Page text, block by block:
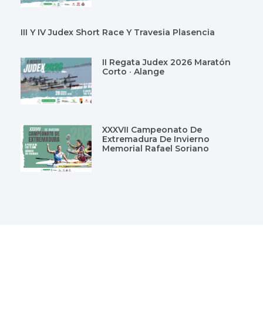
III Y IV Judex Short Race Y Travesia Plasencia
II Regata Judex 2026 Maratón
Corto · Alange
XXXVII Campeonato De
Extremadura De Invierno
Memorial Rafael Soriano